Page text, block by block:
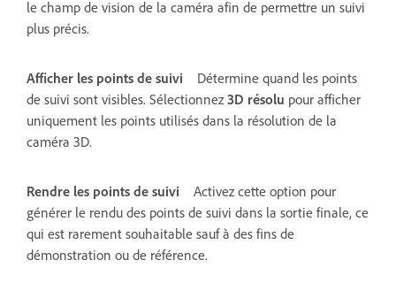
le champ de vision de la caméra afin de permettre un suivi
plus précis.
Afficher les points de suivi
Détermine quand les points
de suivi sont visibles. Sélectionnez 3D résolu pour afficher
uniquement les points utilisés dans la résolution de la
caméra 3D.
Rendre les points de suivi
Activez cette option pour
générer le rendu des points de suivi dans la sortie finale, ce
qui est rarement souhaitable sauf à des fins de
démonstration ou de référence.